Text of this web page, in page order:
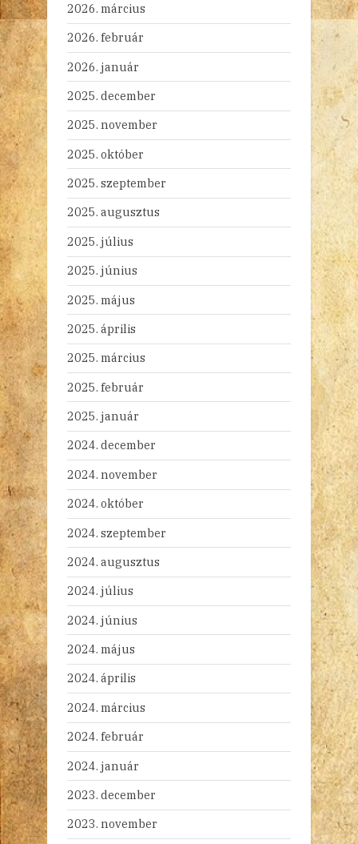
2026. március
2026. február
2026. január
2025. december
2025. november
2025. október
2025. szeptember
2025. augusztus
2025. július
2025. június
2025. május
2025. április
2025. március
2025. február
2025. január
2024. december
2024. november
2024. október
2024. szeptember
2024. augusztus
2024. július
2024. június
2024. május
2024. április
2024. március
2024. február
2024. január
2023. december
2023. november